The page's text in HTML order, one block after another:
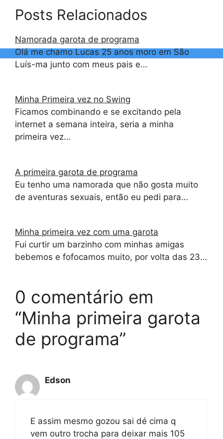
Posts Relacionados
Namorada garota de programa
Olá me chamo Lucas 25 anos moro em São
Luís-ma junto com meus pais e…
Minha Primeira vez no Swing
Ficamos combinando e se excitando pela
internet a semana inteira, seria a minha
primeira vez…
A primeira garota de programa
Eu tenho uma namorada que não gosta muito
de aventuras sexuais, então eu pedi para…
Minha primeira vez com uma garota
Fui curtir um barzinho com minhas amigas
bebemos e fofocamos muito, por volta das 23…
0 comentário em
“Minha primeira garota
de programa”
Edson
E assim mesmo gozou sai dé cima q
vem outro trocha para deixar mais 105